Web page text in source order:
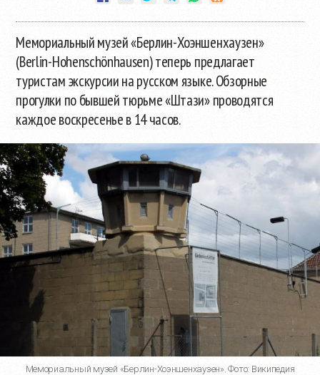
Мемориальный музей «Берлин-Хоэншенхаузен»
(Berlin-Hohenschönhausen) теперь предлагает
туристам экскурсии на русском языке. Обзорные
прогулки по бывшей тюрьме «Штази» проводятся
каждое воскресенье в 14 часов.
Мемориальный музей «Берлин-Хоэншенхаузен». Фото: Википедия